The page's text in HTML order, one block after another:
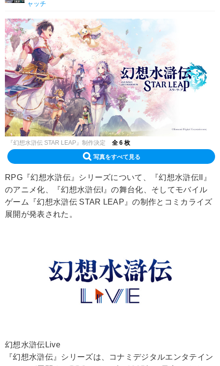
ャッチ
『幻想水滸伝 STAR LEAP』制作決定 全 6 枚
写真をすべて見る
RPG『幻想水滸伝』シリーズについて、『幻想水滸伝II』
のアニメ化、『幻想水滸伝I』の舞台化、そしてモバイル
ゲーム『幻想水滸伝 STAR LEAP』の制作とコミカライズ
展開が発表された。
幻想水滸伝Live
『幻想水滸伝』シリーズは、コナミデジタルエンタテイン